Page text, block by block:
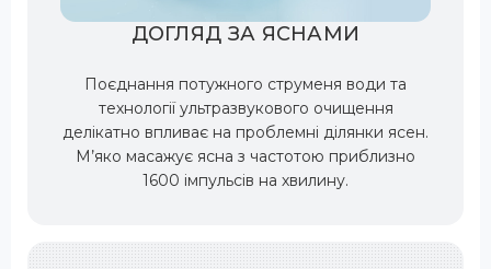
ДОГЛЯД ЗА ЯСНАМИ
Поєднання потужного струменя води та
технології ультразвукового очищення
делікатно впливає на проблемні ділянки ясен.
М’яко масажує ясна з частотою приблизно
1600 імпульсів на хвилину.